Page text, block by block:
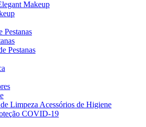
Makeup
Pestanas
Pestanas
Limpeza Acessórios de Higiene
COVID-19